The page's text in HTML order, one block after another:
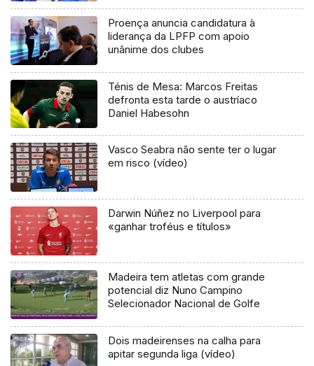
Proença anuncia candidatura à
liderança da LPFP com apoio
unânime dos clubes
Ténis de Mesa: Marcos Freitas
defronta esta tarde o austríaco
Daniel Habesohn
Vasco Seabra não sente ter o lugar
em risco (vídeo)
Darwin Núñez no Liverpool para
«ganhar troféus e títulos»
Madeira tem atletas com grande
potencial diz Nuno Campino
Selecionador Nacional de Golfe
Dois madeirenses na calha para
apitar segunda liga (vídeo)